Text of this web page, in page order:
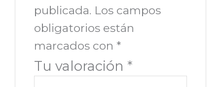
publicada. Los campos
obligatorios están
marcados con *
Tu valoración *